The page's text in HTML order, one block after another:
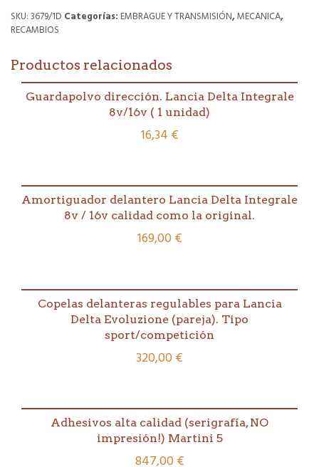
salida
caja
Delta
Integrale
16/Evo
SKU:3679/1D Categorías: EMBRAGUE Y TRANSMISIÓN,MECANICA,
RECAMBIOS
Productos relacionados
Guardapolvo dirección. Lancia Delta Integrale
8v/16v ( 1 unidad)
16,34 €
Amortiguador delantero Lancia Delta Integrale
8v / 16v calidad como la original.
169,00€
Copelas delanteras regulables para Lancia
Delta Evoluzione (pareja). Tipo
sport/competición
320,00€
Adhesivos alta calidad (serigrafía, NO
impresión!) Martini 5
847,00€